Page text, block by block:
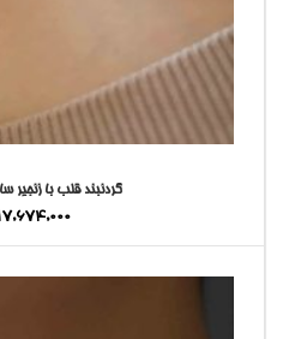
گردنبند قلب با زنجیر سایز